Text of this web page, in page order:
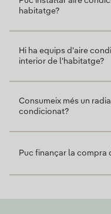
habitatge?
Hi ha equips d'aire
interior de l'habitatge?
Consumeix més un
condicionat?
Puc finançar la compra